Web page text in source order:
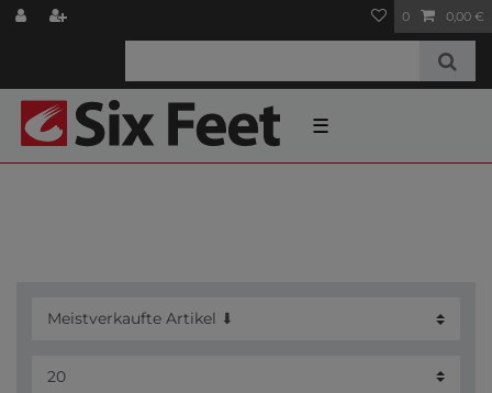
0 0,00 €
☰